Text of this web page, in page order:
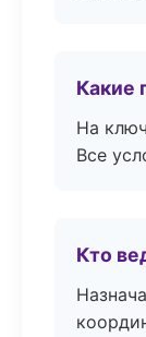
Какие
На
Все
Кто